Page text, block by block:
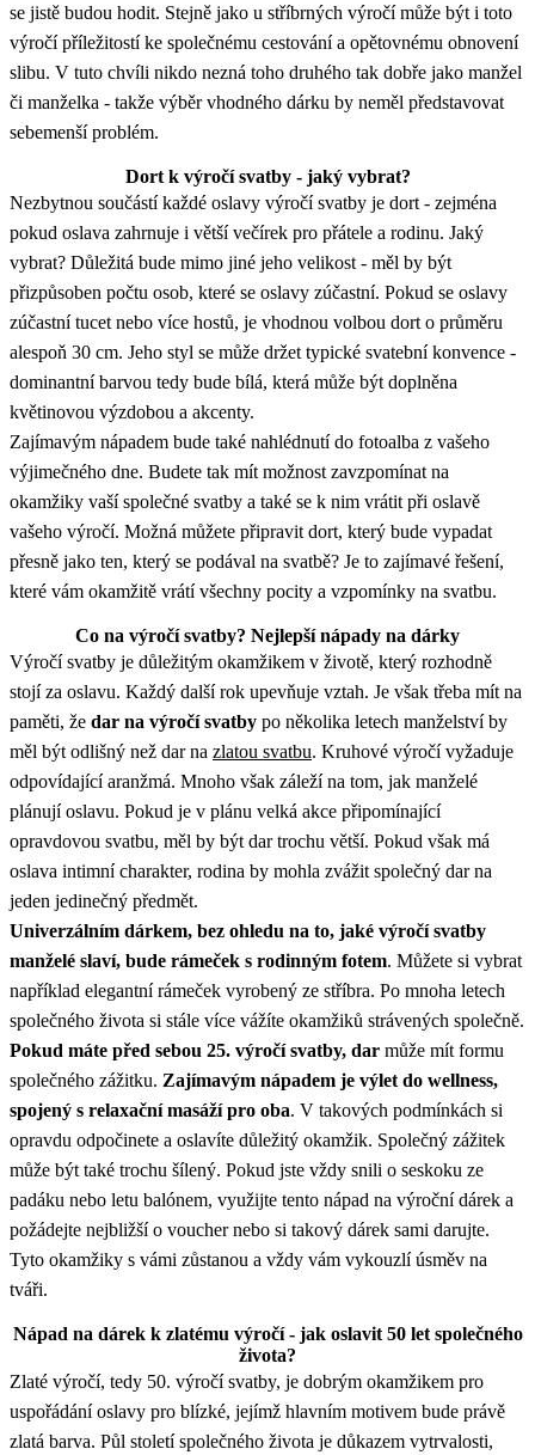
se jistě budou hodit. Stejně jako u stříbrných výročí může být i toto
výročí příležitostí ke společnému cestování a opětovnému obnovení
slibu. V tuto chvíli nikdo nezná toho druhého tak dobře jako manžel
či manželka - takže výběr vhodného dárku by neměl představovat
sebemenší problém.
Dort k výročí svatby - jaký vybrat?
Nezbytnou součástí každé oslavy výročí svatby je dort - zejména
pokud oslava zahrnuje i větší večírek pro přátele a rodinu. Jaký
vybrat? Důležitá bude mimo jiné jeho velikost - měl by být
přizpůsoben počtu osob, které se oslavy zúčastní. Pokud se oslavy
zúčastní tucet nebo více hostů, je vhodnou volbou dort o průměru
alespoň 30 cm. Jeho styl se může držet typické svatební konvence -
dominantní barvou tedy bude bílá, která může být doplněna
květinovou výzdobou a akcenty.
Zajímavým nápadem bude také nahlédnutí do fotoalba z vašeho
výjimečného dne. Budete tak mít možnost zavzpomínat na
okamžiky vaší společné svatby a také se k nim vrátit při oslavě
vašeho výročí. Možná můžete připravit dort, který bude vypadat
přesně jako ten, který se podával na svatbě? Je to zajímavé řešení,
které vám okamžitě vrátí všechny pocity a vzpomínky na svatbu.
Co na výročí svatby? Nejlepší nápady na dárky
Výročí svatby je důležitým okamžikem v životě, který rozhodně
stojí za oslavu. Každý další rok upevňuje vztah. Je však třeba mít na
paměti, že dar na výročí svatby po několika letech manželství by
měl být odlišný než dar na zlatou svatbu. Kruhové výročí vyžaduje
odpovídající aranžmá. Mnoho však záleží na tom, jak manželé
plánují oslavu. Pokud je v plánu velká akce připomínající
opravdovou svatbu, měl by být dar trochu větší. Pokud však má
oslava intimní charakter, rodina by mohla zvážit společný dar na
jeden jedinečný předmět.
Univerzálním dárkem, bez ohledu na to, jaké výročí svatby
manželé slaví, bude rámeček s rodinným fotem. Můžete si vybrat
například elegantní rámeček vyrobený ze stříbra. Po mnoha letech
společného života si stále více vážíte okamžiků strávených společně.
Pokud máte před sebou 25. výročí svatby, dar může mít formu
společného zážitku. Zajímavým nápadem je výlet do wellness,
spojený s relaxační masáží pro oba. V takových podmínkách si
opravdu odpočinete a oslavíte důležitý okamžik. Společný zážitek
může být také trochu šílený. Pokud jste vždy snili o seskoku ze
padáku nebo letu balónem, využijte tento nápad na výroční dárek a
požádejte nejbližší o voucher nebo si takový dárek sami darujte.
Tyto okamžiky s vámi zůstanou a vždy vám vykouzlí úsměv na
tváři.
Nápad na dárek k zlatému výročí - jak oslavit 50 let společného
života?
Zlaté výročí, tedy 50. výročí svatby, je dobrým okamžikem pro
uspořádání oslavy pro blízké, jejímž hlavním motivem bude právě
zlatá barva. Půl století společného života je důkazem vytrvalosti,